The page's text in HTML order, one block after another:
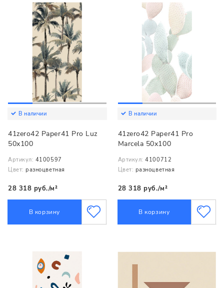
В наличии
41zero42 Paper41 Pro Luz
50x100
Артикул: 4100597
Цвет: разноцветная
28 318 руб./м²
В корзину
В наличии
41zero42 Paper41 Pro
Marcela 50x100
Артикул: 4100712
Цвет: разноцветная
28 318 руб./м²
В корзину